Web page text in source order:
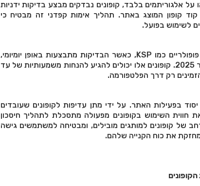
אלגוריתמים בלבד, קופונים נבדקים מבצע בדיקות ידניות
קופון המוצג באתר. תהליך אימות קפדני זה מבטיח כי
לשימוש בפועל.
לדוגמה, האתר מציע קופונים למותגים פופולריים כמו KSP, כאשר הבדיקות מתבצעות באופן יומיומי,
כפי שצוין במידע העדכני מ-3 בספטמבר 2025. קופונים אלו יכולים להגיע להנחות משמעותיות של עד
בפעילות האתר. על ידי מתן עדיפות לקופונים שעובדים
חווית השימוש בקופונים מפעולה מתסכלת לתהליך חיסכון
של קופונים למותגים מובילים, ומבטיחה למשתמשים גישה
את כוח הקנייה שלהם.